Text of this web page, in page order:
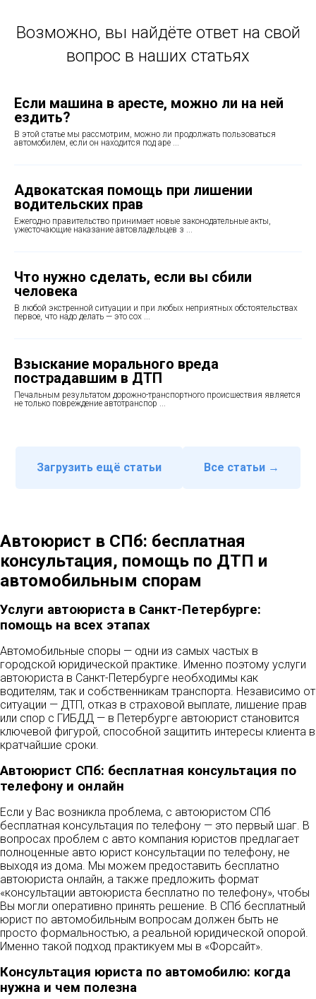
Возможно, вы найдёте ответ на свой
вопрос в наших статьях
Если машина в аресте, можно ли на ней
ездить?
В этой статье мы рассмотрим, можно ли продолжать пользоваться
автомобилем, если он находится под аре ...
Адвокатская помощь при лишении
водительских прав
Ежегодно правительство принимает новые законодательные акты,
ужесточающие наказание автовладельцев з ...
Что нужно сделать, если вы сбили
человека
В любой экстренной ситуации и при любых неприятных обстоятельствах
первое, что надо делать — это сох ...
Взыскание морального вреда
пострадавшим в ДТП
Печальным результатом дорожно-транспортного происшествия является
не только повреждение автотранспор ...
Загрузить ещё статьи Все статьи →
Автоюрист в СПб: бесплатная
консультация, помощь по ДТП и
автомобильным спорам
Услуги автоюриста в Санкт-Петербурге:
помощь на всех этапах
Автомобильные споры — одни из самых частых в
городской юридической практике. Именно поэтому услуги
автоюриста в Санкт-Петербурге необходимы как
водителям, так и собственникам транспорта. Независимо от
ситуации — ДТП, отказ в страховой выплате, лишение прав
или спор с ГИБДД — в Петербурге автоюрист становится
ключевой фигурой, способной защитить интересы клиента в
кратчайшие сроки.
Автоюрист СПб: бесплатная консультация по
телефону и онлайн
Если у Вас возникла проблема, с автоюристом СПб
бесплатная консультация по телефону — это первый шаг. В
вопросах проблем с авто компания юристов предлагает
полноценные авто юрист консультации по телефону, не
выходя из дома. Мы можем предоставить бесплатно
автоюриста онлайн, а также предложить формат
«консультации автоюриста бесплатно по телефону», чтобы
Вы могли оперативно принять решение. В СПб бесплатный
юрист по автомобильным вопросам должен быть не
просто формальностью, а реальной юридической опорой.
Именно такой подход практикуем мы в «Форсайт».
Консультация юриста по автомобилю: когда
нужна и чем полезна